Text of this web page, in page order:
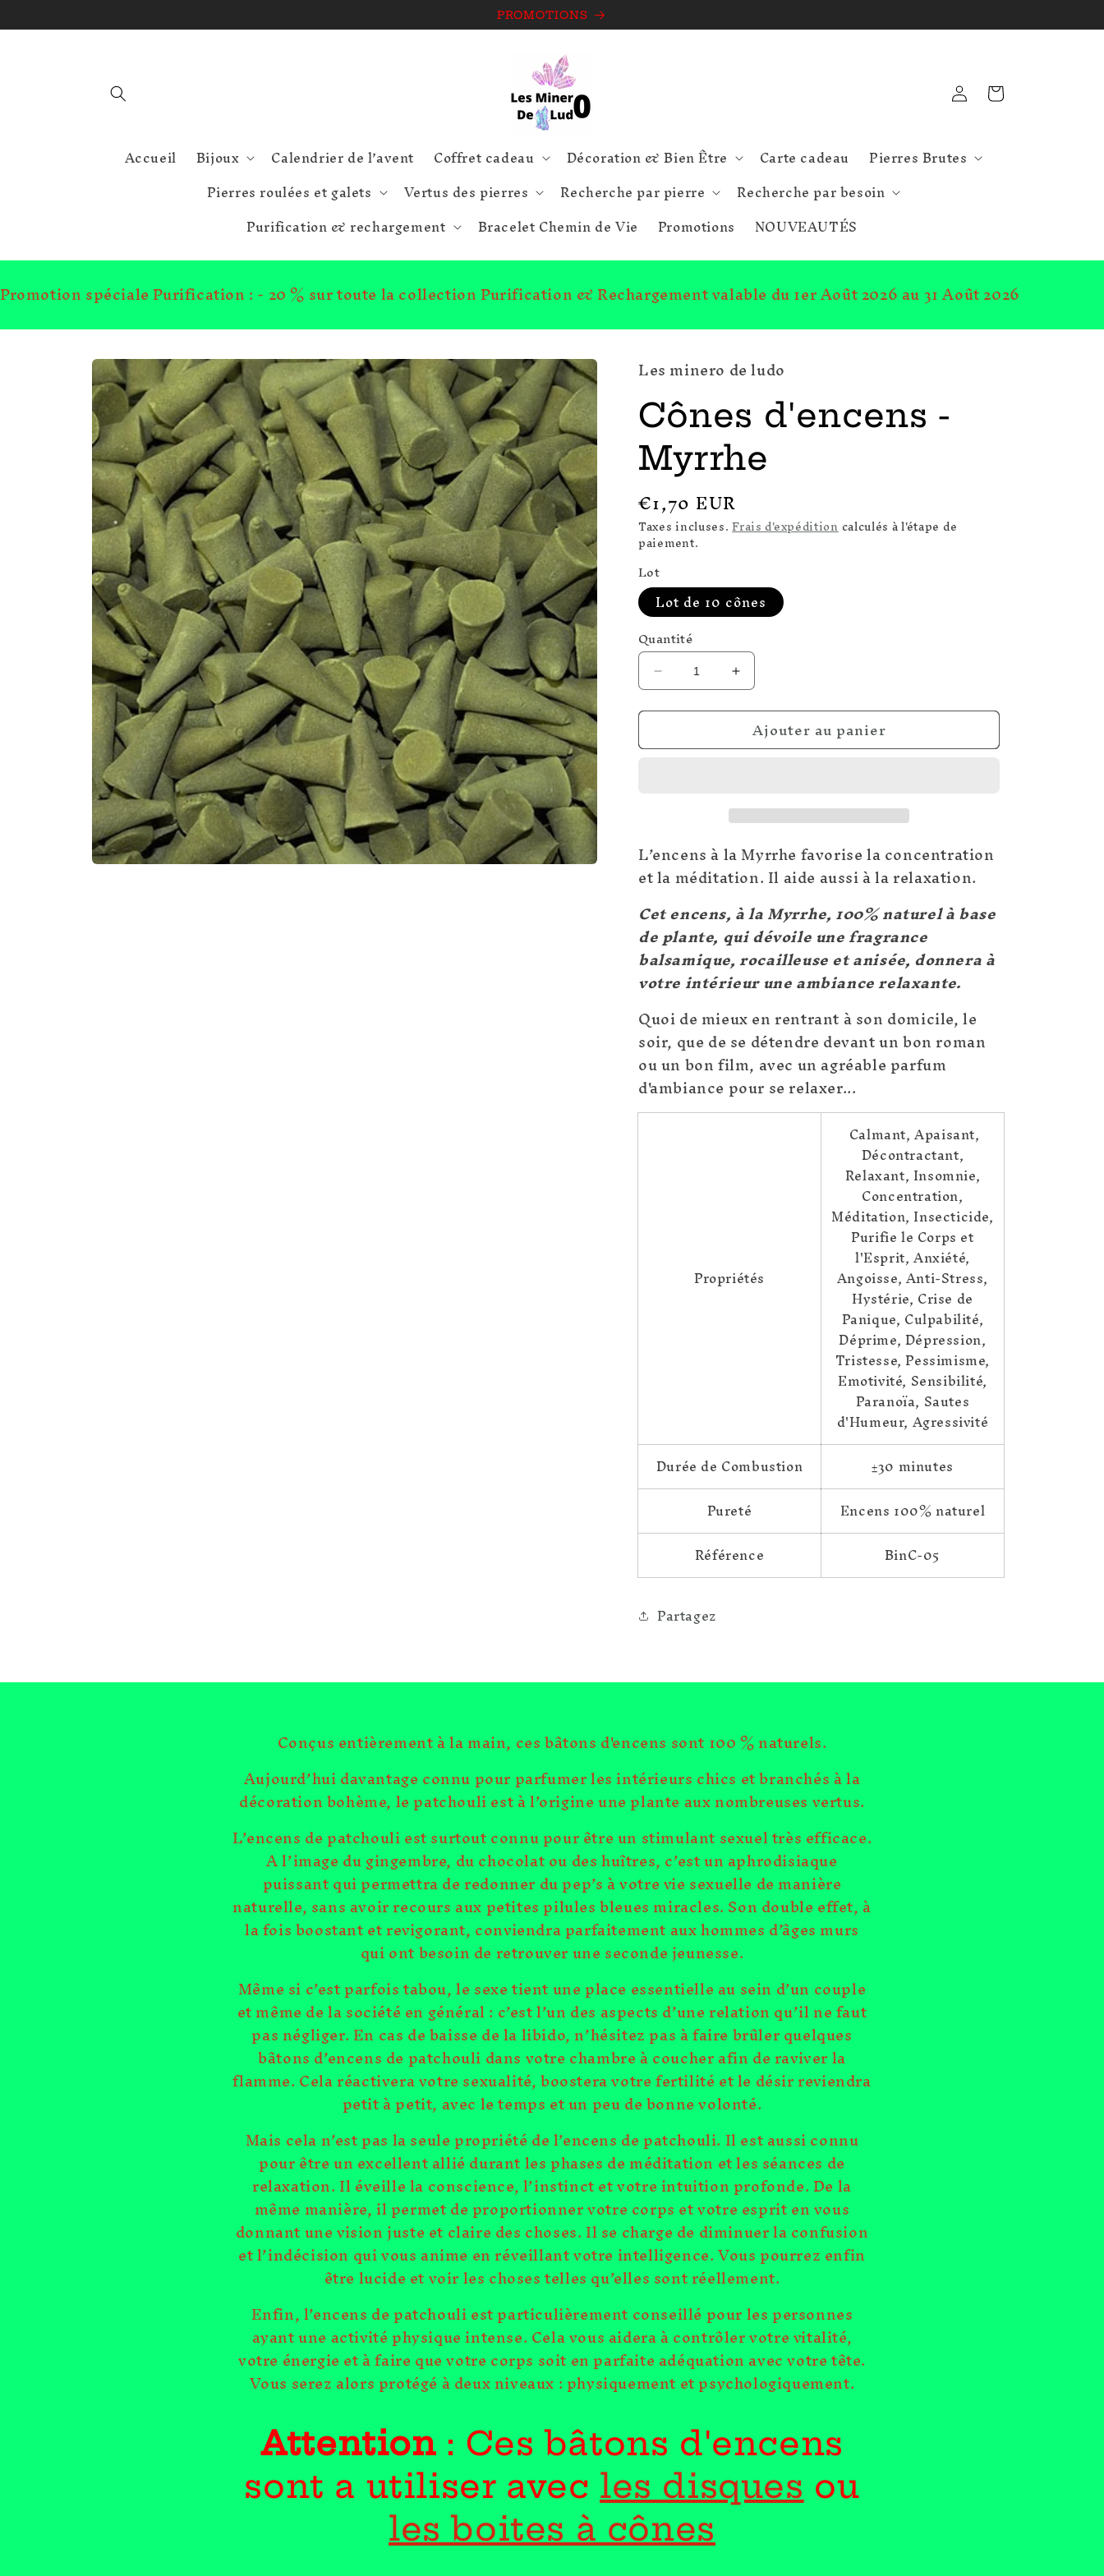
au
PROMOTIONS
Accueil Bijoux Calendrier de l’avent Coffret cadeau Décoration & Bien Être Carte cadeau
Pierres Brutes
Pierres roulées et galets
Vertus des pierres Recherche par pierre
Recherche par besoin
Purification & rechargement
Bracelet Chemin de Vie Promotions NOUVEAUTÉS
ConnexionPanier
Promotion spéciale Purification : - 20 % sur toute la collection Purification & Rechargement valable du 1er Août 2026 au 31 Août 2026
Passer aux
informations
produits
Les minero de ludo
Cônes d'encens -
Myrrhe
Prix
habituel
€1,70 EUR
Taxes incluses.Frais d'expéditioncalculés à l'étape de
paiement.
Lot
Lot de 10 cônes
Quantité
Réduire
la
quantité
Cônes
Augmenter
la
quantité
Cônes
Ajouter au panier
L’encens à la Myrrhe favorise la concentration
et la méditation. Il aide aussi à la relaxation.
Cet encens, à la Myrrhe, 100% naturel à base
de plante, qui dévoile une fragrance
balsamique, rocailleuse et anisée, donnera à
votre intérieur une ambiance relaxante.
Quoi de mieux en rentrant à son domicile, le
soir, que de se détendre devant un bon roman
ou un bon film, avec un agréable parfum
d'ambiance pour se relaxer...
Propriétés
Calmant, Apaisant,
Décontractant,
Relaxant, Insomnie,
Concentration,
Méditation, Insecticide,
Purifie le Corps et
l'Esprit, Anxiété,
Angoisse, Anti-Stress,
Hystérie, Crise de
Panique, Culpabilité,
Déprime, Dépression,
Tristesse, Pessimisme,
Emotivité, Sensibilité,
Paranoïa, Sautes
d'Humeur, Agressivité
Durée de Combustion
±30 minutes
Pureté
Encens 100% naturel
Référence
BinC-05
Partagez
Conçus entièrement à la main, ces bâtons d'encens sont 100 % naturels.
Aujourd’hui davantage connu pour parfumer les intérieurs chics et branchés à la
décoration bohème, le patchouli est à l’origine une plante aux nombreuses vertus.
L’encens de patchouli est surtout connu pour être un stimulant sexuel très efficace.
A l’image du gingembre, du chocolat ou des huîtres, c’est un aphrodisiaque
puissant qui permettra de redonner du pep’s à votre vie sexuelle de manière
naturelle, sans avoir recours aux petites pilules bleues miracles. Son double effet, à
la fois boostant et revigorant, conviendra parfaitement aux hommes d’âges murs
qui ont besoin de retrouver une seconde jeunesse.
Même si c’est parfois tabou, le sexe tient une place essentielle au sein d’un couple
et même de la société en général : c’est l’un des aspects d’une relation qu’il ne faut
pas négliger. En cas de baisse de la libido, n’hésitez pas à faire brûler quelques
bâtons d’encens de patchouli dans votre chambre à coucher afin de raviver la
flamme. Cela réactivera votre sexualité, boostera votre fertilité et le désir reviendra
petit à petit, avec le temps et un peu de bonne volonté.
Mais cela n’est pas la seule propriété de l’encens de patchouli. Il est aussi connu
pour être un excellent allié durant les phases de méditation et les séances de
relaxation. Il éveille la conscience, l’instinct et votre intuition profonde. De la
même manière, il permet de proportionner votre corps et votre esprit en vous
donnant une vision juste et claire des choses. Il se charge de diminuer la confusion
et l’indécision qui vous anime en réveillant votre intelligence. Vous pourrez enfin
être lucide et voir les choses telles qu’elles sont réellement.
Enfin, l’encens de patchouli est particulièrement conseillé pour les personnes
ayant une activité physique intense. Cela vous aidera à contrôler votre vitalité,
votre énergie et à faire que votre corps soit en parfaite adéquation avec votre tête.
Vous serez alors protégé à deux niveaux : physiquement et psychologiquement.
Attention : Ces bâtons d'encens
sont a utiliser avec les disques ou
les boites à cônes